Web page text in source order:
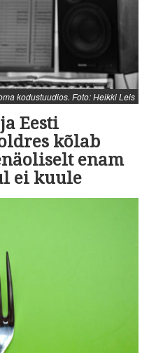
kodustuudios. Foto: Heikki Leis
Eesti
kõlab
enam
ei kuule